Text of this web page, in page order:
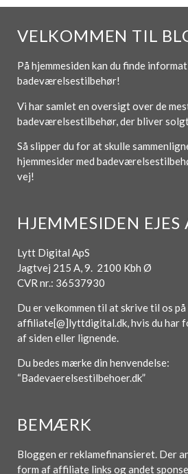
VELKOMMEN TIL
På hjemmesiden kan du finde
badeværelsestilbehør!
Vi har samlet en oversigt over de
badeværelsestilbehør, der bliver
Så slipper du for at skulle
hjemmesider med
vej!
HJEMMESIDEN EJES
Lytt Digital ApS
Jagtvej 215 A, 9. 2100 Kbh Ø
CVR nr.: 36537930
Du er velkommen til at skrive til os på
affiliate[@]lyttdigital.dk, hvis du har
af siden eller lignende.
Du bedes mærke din henvendelse:
“Badevaerelsestilbehoer.dk”
BEMÆRK
Bloggen er reklamefinansieret. Der
form af affiliate links og andet